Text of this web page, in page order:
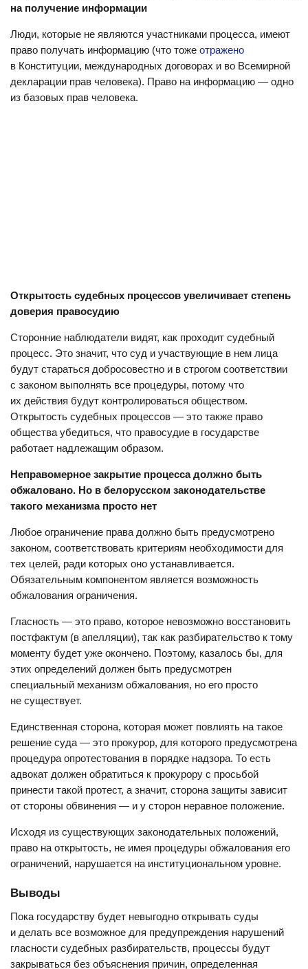
на получение информации
Люди, которые не являются участниками процесса, имеют
право получать информацию (что тоже отражено
в Конституции, международных договорах и во Всемирной
декларации прав человека). Право на информацию — одно
из базовых прав человека.
Открытость судебных процессов увеличивает степень
доверия правосудию
Сторонние наблюдатели видят, как проходит судебный
процесс. Это значит, что суд и участвующие в нем лица
будут стараться добросовестно и в строгом соответствии
с законом выполнять все процедуры, потому что
их действия будут контролироваться обществом.
Открытость судебных процессов — это также право
общества убедиться, что правосудие в государстве
работает надлежащим образом.
Неправомерное закрытие процесса должно быть
обжаловано. Но в белорусском законодательстве
такого механизма просто нет
Любое ограничение права должно быть предусмотрено
законом, соответствовать критериям необходимости для
тех целей, ради которых оно устанавливается.
Обязательным компонентом является возможность
обжалования ограничения.
Гласность — это право, которое невозможно восстановить
постфактум (в апелляции), так как разбирательство к тому
моменту будет уже окончено. Поэтому, казалось бы, для
этих определений должен быть предусмотрен
специальный механизм обжалования, но его просто
не существует.
Единственная сторона, которая может повлиять на такое
решение суда — это прокурор, для которого предусмотрена
процедура опротестования в порядке надзора. То есть
адвокат должен обратиться к прокурору с просьбой
принести такой протест, а значит, сторона защиты зависит
от стороны обвинения — и у сторон неравное положение.
Исходя из существующих законодательных положений,
право на открытость, не имея процедуры обжалования его
ограничений, нарушается на институциональном уровне.
Выводы
Пока государству будет невыгодно открывать суды
и делать все возможное для предупреждения нарушений
гласности судебных разбирательств, процессы будут
закрываться без объяснения причин, определенная